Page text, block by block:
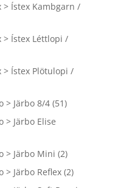
> Ístex Kambgarn /
> Ístex Léttlopi /
> Ístex Plötulopi /
> Järbo 8/4 (51)
> Järbo Elise
> Järbo Mini (2)
> Järbo Reflex (2)